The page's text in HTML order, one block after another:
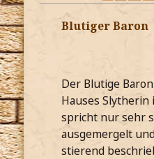
Blutiger Baron
Der Blutige
Hauses Slytherin
spricht nur sehr
ausgemergelt
stierend